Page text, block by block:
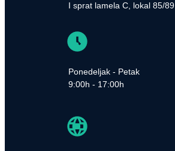
I sprat lamela C, lokal 85/89
Ponedeljak - Petak
9:00h - 17:00h